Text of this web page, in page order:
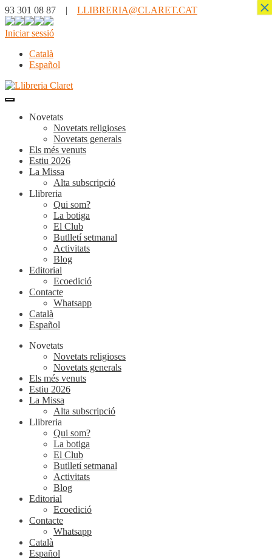
93 301 08 87 | LLIBRERIA@CLARET.CAT
Iniciar sessió
Català
Español
Novetats
Novetats religioses
Novetats generals
Els més venuts
Estiu 2026
La Missa
Alta subscripció
Llibreria
Qui som?
La botiga
El Club
Butlletí setmanal
Activitats
Blog
Editorial
Ecoedició
Contacte
Whatsapp
Català
Español
Novetats
Novetats religioses
Novetats generals
Els més venuts
Estiu 2026
La Missa
Alta subscripció
Llibreria
Qui som?
La botiga
El Club
Butlletí setmanal
Activitats
Blog
Editorial
Ecoedició
Contacte
Whatsapp
Català
Español
×